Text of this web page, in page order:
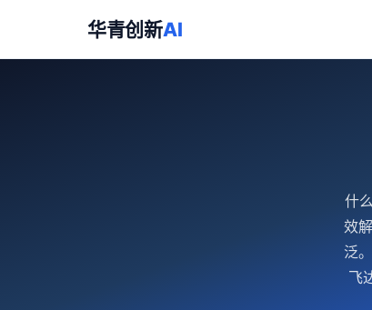
华青创新AI
什
效
泛
飞